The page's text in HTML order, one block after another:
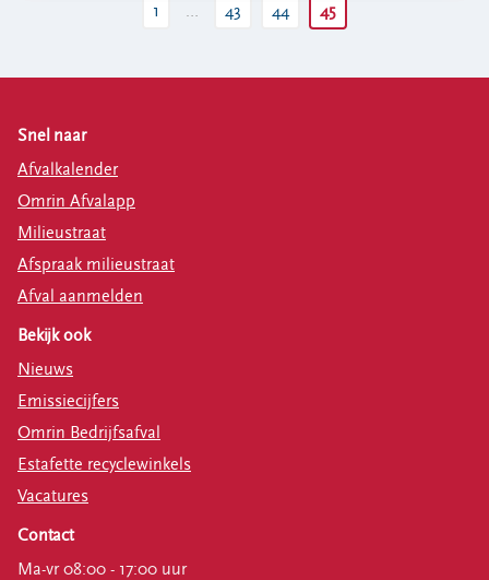
1 … 43 44 45
Snel naar
Afvalkalender
Omrin Afvalapp
Milieustraat
Afspraak milieustraat
Afval aanmelden
Bekijk ook
Nieuws
Emissiecijfers
Omrin Bedrijfsafval
Estafette recyclewinkels
Vacatures
Contact
Ma-vr 08:00 - 17:00 uur